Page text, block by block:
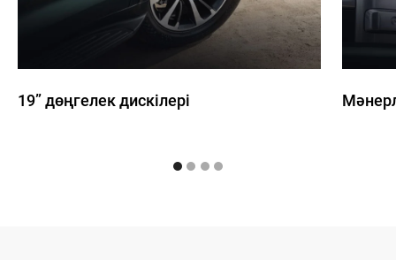
19” дөңгелек дискілері